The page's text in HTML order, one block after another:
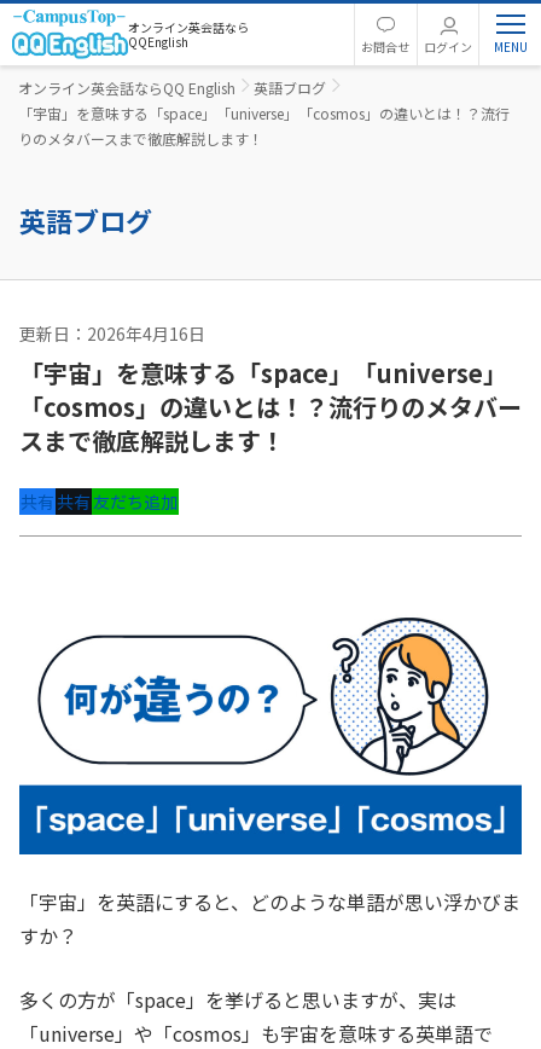
オンライン英会話なら
QQEnglish
お問合せ ログイン
オンライン英会話ならQQ English
英語ブログ
「宇宙」を意味する「space」「universe」「cosmos」の違いとは！？流行
りのメタバースまで徹底解説します！
英語ブログ
更新日：2026年4月16日
「宇宙」を意味する「space」「universe」
「cosmos」の違いとは！？流行りのメタバー
スまで徹底解説します！
共有共有友だち追加
「宇宙」を英語にすると、どのような単語が思い浮かびま
すか？
多くの方が「space」を挙げると思いますが、実は
「universe」や「cosmos」も宇宙を意味する英単語で